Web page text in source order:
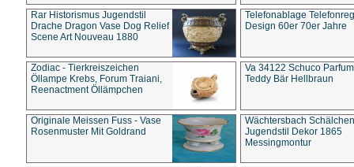
Rar Historismus Jugendstil
Drache Dragon Vase Dog Relief
Scene Art Nouveau 1880
Telefonablage
Design 60er 70er Jahre
Zodiac - Tierkreiszeichen
Öllampe Krebs, Forum Traiani,
Reenactment Öllämpchen
Va 34122 Schuco
Teddy Bär Hellbraun
Originale Meissen Fuss - Vase
Rosenmuster Mit Goldrand
Wächtersbach Schälchen
Jugendstil Dekor 1865
Messingmontur